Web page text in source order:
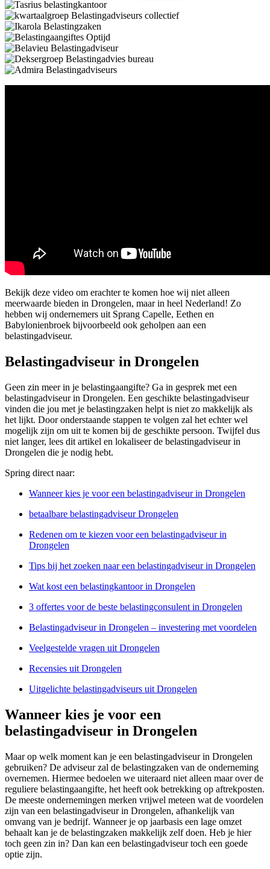
Bekijk deze video om erachter te komen hoe wij niet alleen
meerwaarde bieden in Drongelen, maar in heel Nederland! Zo
hebben wij ondernemers uit Sprang Capelle, Eethen en
Babylonienbroek bijvoorbeeld ook geholpen aan een
belastingadviseur.
Belastingadviseur in Drongelen
Geen zin meer in je belastingaangifte? Ga in gesprek met een
belastingadviseur in Drongelen. Een geschikte belastingadviseur
vinden die jou met je belastingzaken helpt is niet zo makkelijk als
het lijkt. Door onderstaande stappen te volgen zal het echter wel
mogelijk zijn om uit te komen bij de geschikte persoon. Twijfel dus
niet langer, lees dit artikel en lokaliseer de belastingadviseur in
Drongelen die je nodig hebt.
Spring direct naar:
Wanneer kies je voor een belastingadviseur in Drongelen
betaalbare belastingadviseur Drongelen
Redenen om te kiezen voor een belastingadviseur in
Drongelen
Tips bij het zoeken naar een belastingadviseur in Drongelen
Wat kost een belastingkantoor in Drongelen
3 offertes voor de beste belastingconsulent in Drongelen
Belastingadviseur in Drongelen – investering met voordelen
Veelgestelde vragen uit Drongelen
Recensies uit Drongelen
Uitgelichte belastingadviseurs uit Drongelen
Wanneer kies je voor een
belastingadviseur in Drongelen
Maar op welk moment kan je een belastingadviseur in Drongelen
gebruiken? De adviseur zal de belastingzaken van de onderneming
overnemen. Hiermee bedoelen we uiteraard niet alleen maar over de
reguliere belastingaangifte, het heeft ook betrekking op aftrekposten.
De meeste ondernemingen merken vrijwel meteen wat de voordelen
zijn van een belastingadviseur in Drongelen, afhankelijk van
omvang van je bedrijf. Wanneer je op jaarbasis een lage omzet
behaalt kan je de belastingzaken makkelijk zelf doen. Heb je hier
toch geen zin in? Dan kan een belastingadviseur toch een goede
optie zijn.